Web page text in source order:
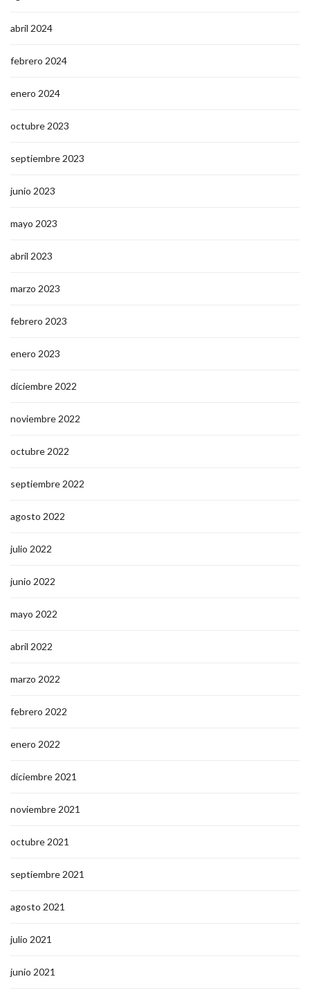
abril 2024
febrero 2024
enero 2024
octubre 2023
septiembre 2023
junio 2023
mayo 2023
abril 2023
marzo 2023
febrero 2023
enero 2023
diciembre 2022
noviembre 2022
octubre 2022
septiembre 2022
agosto 2022
julio 2022
junio 2022
mayo 2022
abril 2022
marzo 2022
febrero 2022
enero 2022
diciembre 2021
noviembre 2021
octubre 2021
septiembre 2021
agosto 2021
julio 2021
junio 2021